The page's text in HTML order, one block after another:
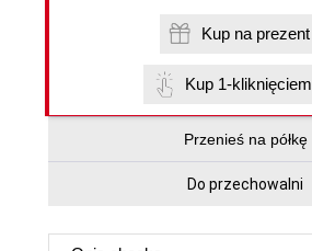
Kup na prezent
Kup 1-kliknięciem
Przenieś na półkę
Do przechowalni